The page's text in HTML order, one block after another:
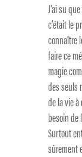
J’ai su
c’était le
connaître
faire ce
magie
des seuls
de la vie
besoin
Surtout
sûrement